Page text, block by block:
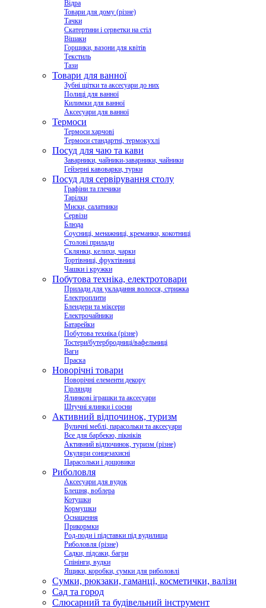
Відра
Товари для дому (різне)
Тачки
Скатертини і серветки на стіл
Вішаки
Горщики, вазони для квітів
Текстиль
Тази
Товари для ванної
Зубні щітки та аксесуари до них
Полиці для ванної
Килимки для ванної
Аксесуари для ванної
Термоси
Термоси харчові
Термоси стандартні, термокухлі
Посуд для чаю та кави
Заварники, чайники-заварники, чайники
Гейзерні кавоварки, турки
Посуд для сервірування столу
Графіни та глечики
Тарілки
Миски, салатники
Сервізи
Блюда
Соусниці, менажниці, креманки, кокотниці
Столові прилади
Склянки, келихи, чарки
Тортівниці, фруктівниці
Чашки і кружки
Побутова техніка, електротовари
Прилади для укладання волосся, стрижка
Електроплити
Блендери та міксери
Електрочайники
Батарейки
Побутова техніка (різне)
Тостери/бутербродниці/вафельниці
Ваги
Праска
Новорічні товари
Новорічні елементи декору
Гірлянди
Ялинкові іграшки та аксесуари
Штучні ялинки і сосни
Активний відпочинок, туризм
Вуличні меблі, парасольки та аксесуари
Все для барбекю, пікніків
Активний відпочинок, туризм (різне)
Окуляри сонцезахисні
Парасольки і дощовики
Риболовля
Аксесуари для вудок
Блешня, воблера
Котушки
Кормушки
Оснащення
Прикормки
Род-поди і підставки під вудилища
Риболовля (різне)
Садки, підсаки, багри
Спінінги, вудки
Ящики, коробки, сумки для риболовлі
Сумки, рюкзаки, гаманці, косметички, валізи
Сад та город
Слюсарний та будівельний інструмент